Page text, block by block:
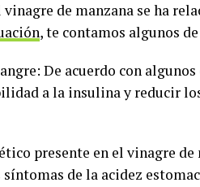
de manzana se ha
, te contamos algunos
De acuerdo con
a la insulina y reducir
presente en el vinagre de
de la acidez